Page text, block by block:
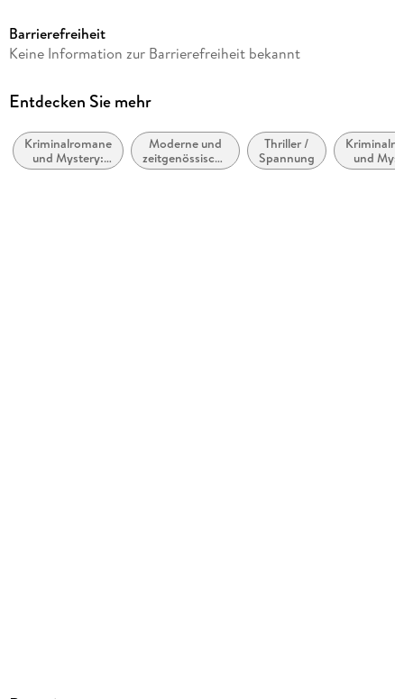
Reihe
Autor/Autorin
Übersetzung
Franziska Hüther
Barrierefreiheit
Keine Information zur Barrierefreiheit bekannt
Entdecken Sie mehr
Kriminalromane
und Mystery:
Polizeiarbeit &
Moderne und
zeitgenössische
Belletristik:
Thriller /
Spannung
und